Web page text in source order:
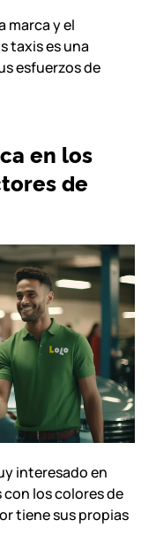
marca y el
taxis es una
esfuerzos de
en los
de
interesado en
los colores de
tiene sus propias